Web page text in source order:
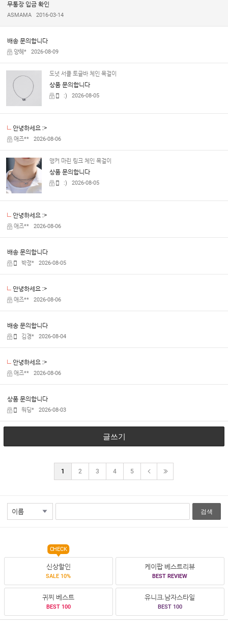
무통장 입금 확인
ASMAMA 2016-03-14
배송 문의합니다
양혜* 2026-08-09
도넛 서클 토글바 체인 목걸이
상품 문의합니다
:) 2026-08-05
안녕하세요 :>
애즈** 2026-08-06
앵커 마린 링크 체인 목걸이
상품 문의합니다
:) 2026-08-05
안녕하세요 :>
애즈** 2026-08-06
배송 문의합니다
박정* 2026-08-05
안녕하세요 :>
애즈** 2026-08-06
배송 문의합니다
김경* 2026-08-04
안녕하세요 :>
애즈** 2026-08-06
상품 문의합니다
워딩* 2026-08-03
글쓰기
1 2 3 4 5
검색
신상할인
SALE 10%
CHECK
케이팝 베스트리뷰
BEST REVIEW
귀찌 베스트
BEST 100
유니크.남자스타일
BEST 100